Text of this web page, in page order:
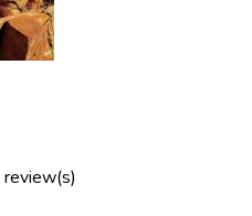
review(s)